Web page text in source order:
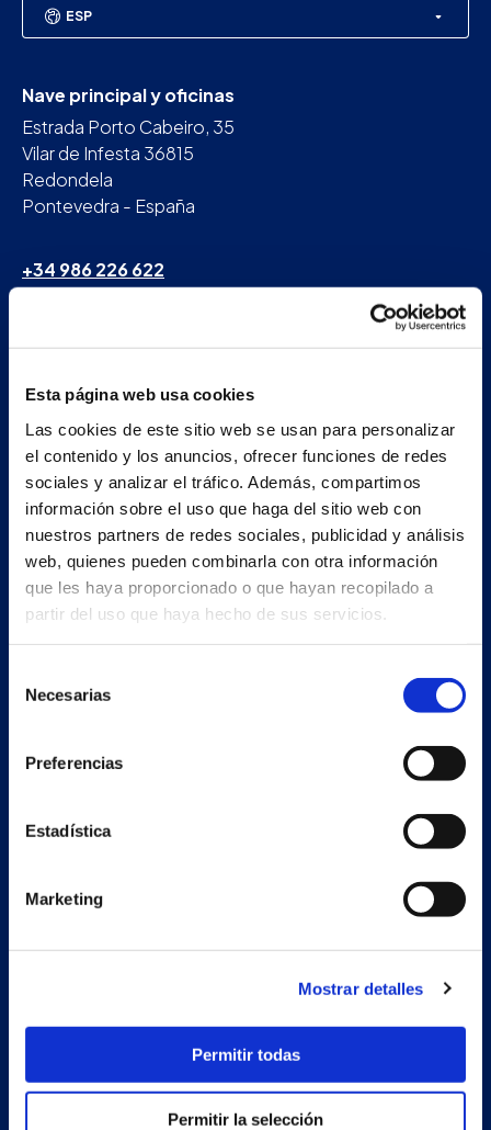
Esta página web usa cookies
Las cookies de este sitio web se usan para personalizar
el contenido y los anuncios, ofrecer funciones de redes
sociales y analizar el tráfico. Además, compartimos
información sobre el uso que haga del sitio web con
nuestros partners de redes sociales, publicidad y análisis
web, quienes pueden combinarla con otra información
que les haya proporcionado o que hayan recopilado a
partir del uso que haya hecho de sus servicios.
Necesarias
Preferencias
Estadística
Marketing
Mostrar detalles
Permitir todas
Permitir la selección
ESP
Nave principal y oficinas
Estrada Porto Cabeiro, 35
Vilar de Infesta 36815
Redondela
Pontevedra - España
+34 986 226 622
Estrada Porto Cabeiro, 68
Pontevedra - España